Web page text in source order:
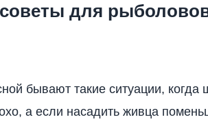
для
бывают такие ситуации, когда
а если насадить живца